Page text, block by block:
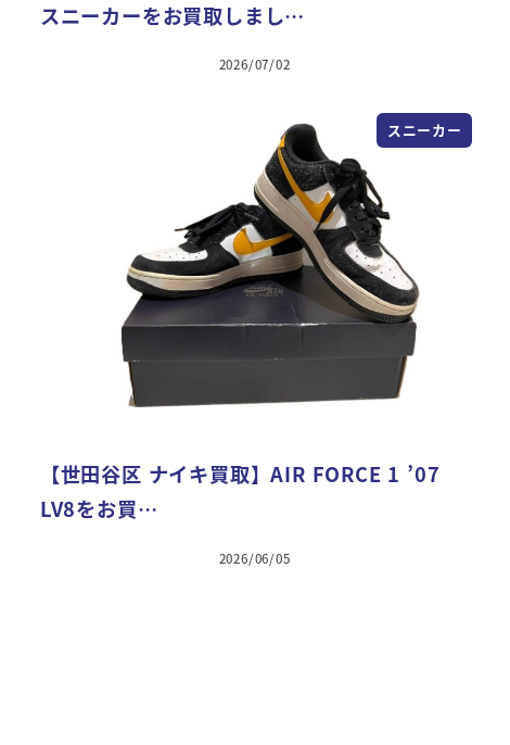
スニーカーをお買取しまし…
2026/07/02
スニーカー
【世田谷区 ナイキ買取】AIR FORCE 1 ’07
LV8をお買…
2026/06/05